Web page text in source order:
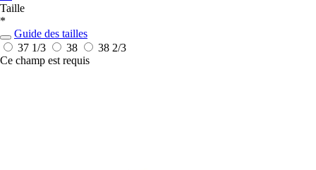
Taille
*
Guide des tailles
37 1/3
38
38 2/3
Ce champ est requis